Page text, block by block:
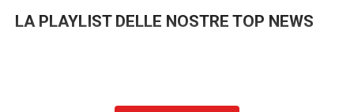
LA PLAYLIST DELLE NOSTRE TOP NEWS